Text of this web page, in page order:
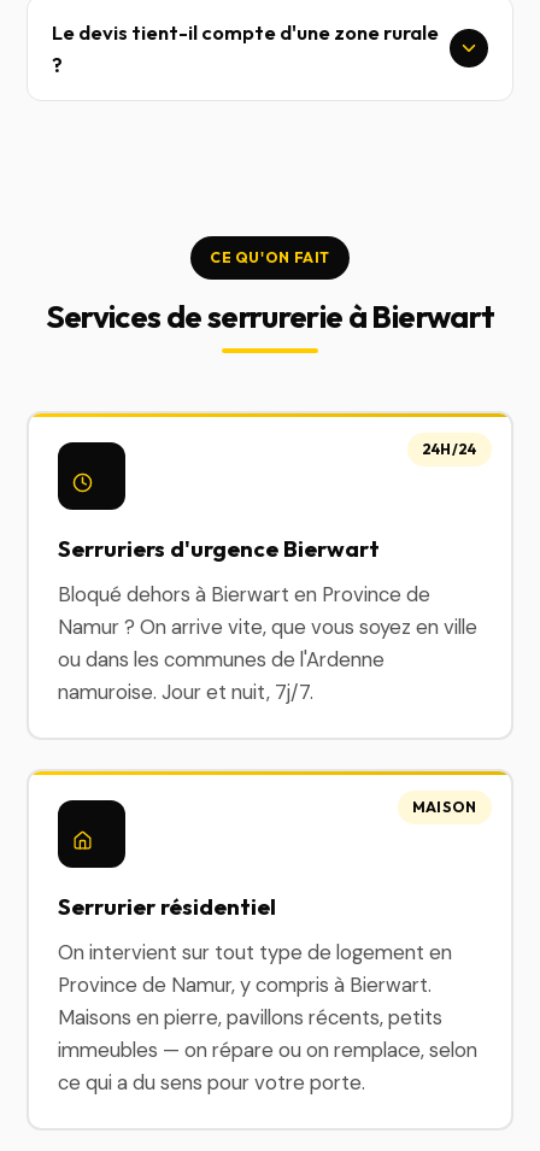
Le devis tient-il compte d'une zone rurale
?
CE QU'ON FAIT
Services de serrurerie à Bierwart
Serruriers d'urgence Bierwart
Bloqué dehors à Bierwart en Province de
Namur ? On arrive vite, que vous soyez en ville
ou dans les communes de l'Ardenne
namuroise. Jour et nuit, 7j/7.
24H/24
Serrurier résidentiel
On intervient sur tout type de logement en
Province de Namur, y compris à Bierwart.
Maisons en pierre, pavillons récents, petits
immeubles — on répare ou on remplace, selon
ce qui a du sens pour votre porte.
MAISON